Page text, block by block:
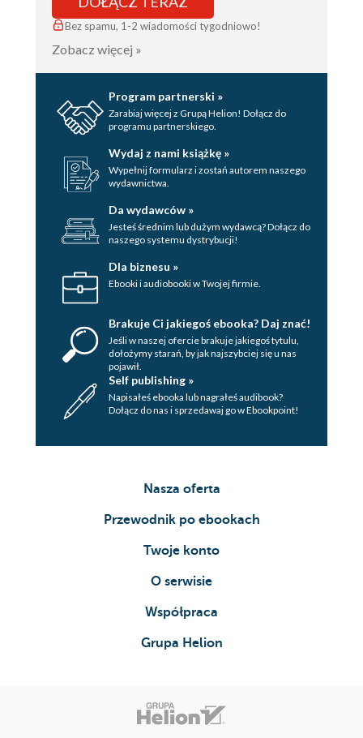
Bez spamu, 1-2 wiadomości tygodniowo!
Zobacz więcej »
Program partnerski »
Zarabiaj więcej z Grupą Helion! Dołącz do
programu partnerskiego.
Wydaj z nami książkę »
Wypełnij formularz i zostań autorem naszego
wydawnictwa.
Da wydawców »
Jesteś średnim lub dużym wydawcą? Dołącz do
naszego systemu dystrybucji!
Dla biznesu »
Ebooki i audiobooki w Twojej firmie.
Brakuje Ci jakiegoś ebooka? Daj znać!
Jeśli w naszej ofercie brakuje jakiegoś tytulu,
dołożymy starań, by jak najszybciej się u nas
pojawił.
Self publishing »
Napisałeś ebooka lub nagrałeś audibook?
Dołącz do nas i sprzedawaj go w Ebookpoint!
Nasza oferta
Przewodnik po ebookach
Twoje konto
O serwisie
Współpraca
Grupa Helion